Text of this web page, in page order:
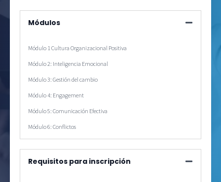
Módulos
Módulo 1 Cultura Organizacional Positiva
Módulo 2: Inteligencia Emocional
Módulo 3: Gestión del cambio
Módulo 4: Engagement
Módulo 5: Comunicación Efectiva
Módulo 6: Conflictos
Requisitos para inscripción